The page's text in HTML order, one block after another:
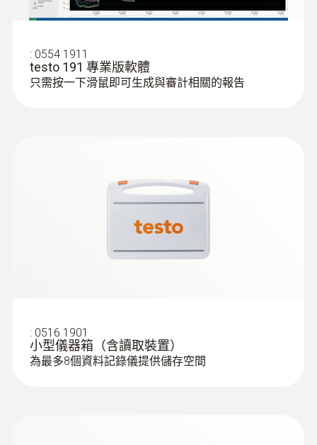
: 0554 1911
testo 191 專業版軟體
只需按一下滑鼠即可生成與審計相關的報告
: 0516 1901
小型儀器箱（含讀取裝置）
為最多8個資料記錄儀提供儲存空間